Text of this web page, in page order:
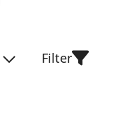
Filter